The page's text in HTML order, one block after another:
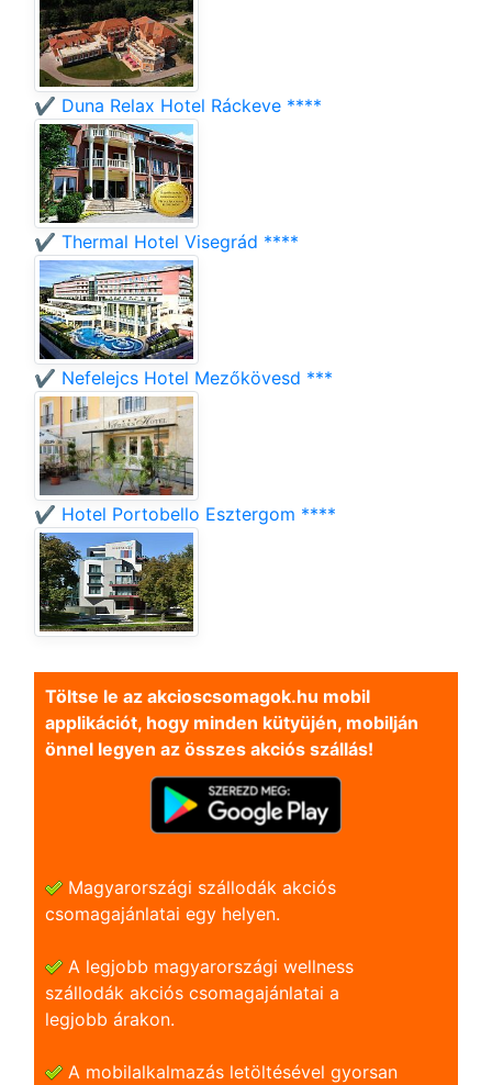
✔️ Duna Relax Hotel Ráckeve ****
✔️ Thermal Hotel Visegrád ****
✔️ Nefelejcs Hotel Mezőkövesd ***
✔️ Hotel Portobello Esztergom ****
Töltse le az akcioscsomagok.hu mobil
applikációt, hogy minden kütyüjén, mobilján
önnel legyen az összes akciós szállás!
Magyarországi szállodák akciós
csomagajánlatai egy helyen.
A legjobb magyarországi wellness
szállodák akciós csomagajánlatai a
legjobb árakon.
A mobilalkalmazás letöltésével gyorsan